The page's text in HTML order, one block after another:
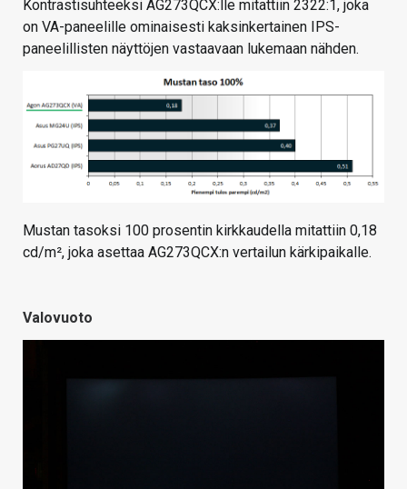
Kontrastisuhteeksi AG273QCX:lle mitattiin 2322:1, joka
on VA-paneelille ominaisesti kaksinkertainen IPS-
paneelillisten näyttöjen vastaavaan lukemaan nähden.
Mustan tasoksi 100 prosentin kirkkaudella mitattiin 0,18
cd/m², joka asettaa AG273QCX:n vertailun kärkipaikalle.
Valovuoto